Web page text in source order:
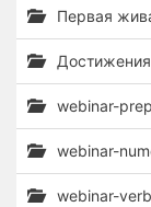
Первая
webinar-
webinar-
webinar-